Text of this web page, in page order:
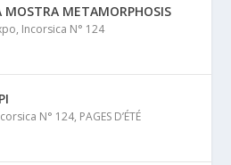
MOSTRA METAMORPHOSIS
, Incorsica N° 124
N° 124, PAGES D’ÉTÉ